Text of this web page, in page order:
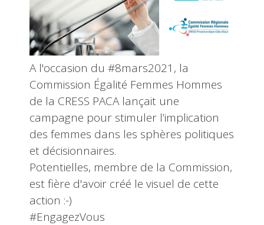
A l'occasion du #8mars2021, la
Commission Égalité Femmes Hommes
de la CRESS PACA lançait une
campagne pour stimuler l’implication
des femmes dans les sphères politiques
et décisionnaires.
Potentielles, membre de la Commission,
est fière d'avoir créé le visuel de cette
action :-)
#EngagezVous